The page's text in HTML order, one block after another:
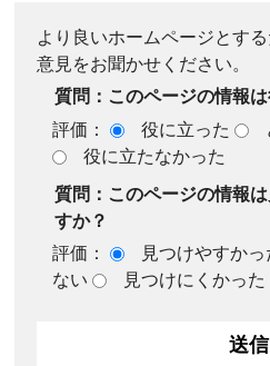
より良いホームページとす
意見をお聞かせください。
質問：このページの情報
評価：
役に立った
役に立たなかった
質問：このページの情報
すか？
評価：
見つけやすかっ
ない
見つけにくかった